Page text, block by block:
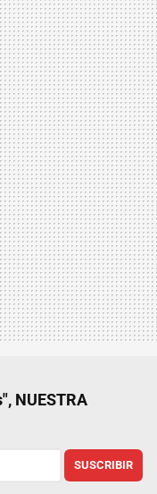
NUESTRA
SUSCRIBIR